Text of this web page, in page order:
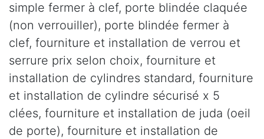
simple fermer à clef, porte blindée claquée
(non verrouiller), porte blindée fermer à
clef, fourniture et installation de verrou et
serrure prix selon choix, fourniture et
installation de cylindres standard, fourniture
et installation de cylindre sécurisé x 5
clées, fourniture et installation de juda (oeil
de porte), fourniture et installation de